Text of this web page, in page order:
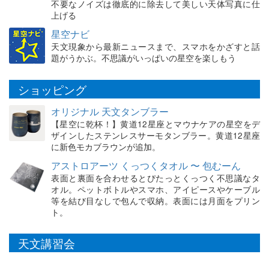
不要なノイズは徹底的に除去して美しい天体写真に仕
上げる
星空ナビ
天文現象から最新ニュースまで、スマホをかざすと話
題がうかぶ。不思議がいっぱいの星空を楽しもう
ショッピング
オリジナル 天文タンブラー
【星空に乾杯！】黄道12星座とマウナケアの星空をデ
ザインしたステンレスサーモタンブラー。黄道12星座
に新色モカブラウンが追加。
アストロアーツ くっつくタオル 〜 包むーん
表面と裏面を合わせるとぴたっとくっつく不思議なタ
オル。ペットボトルやスマホ、アイピースやケーブル
等を結び目なしで包んで収納。表面には月面をプリン
ト。
天文講習会